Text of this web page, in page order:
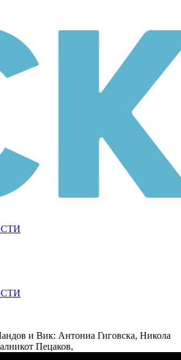
и Вик: Антониа Гиговска, Никола
Пецаков,